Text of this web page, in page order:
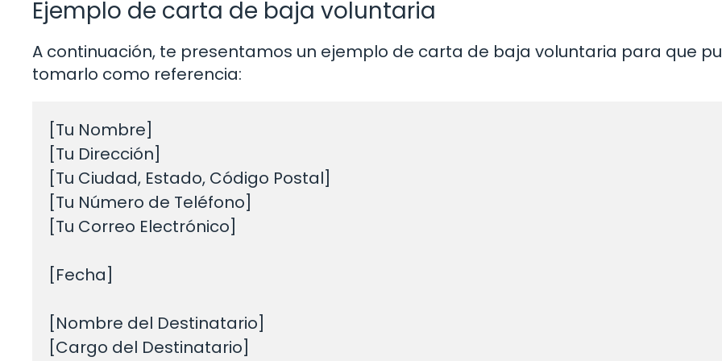
Ejemplo de carta de baja voluntaria
A continuación, te presentamos un ejemplo de carta de baja voluntaria para que
tomarlo como referencia:
[Tu Nombre]
[Tu Dirección]
[Tu Ciudad, Estado, Código Postal]
[Tu Número de Teléfono]
[Tu Correo Electrónico]
[Fecha]
[Nombre del Destinatario]
[Cargo del Destinatario]